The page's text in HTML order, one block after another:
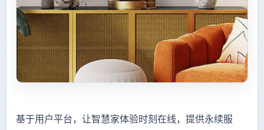
基于用户平台，让智慧家体验时刻在线，提供永续服